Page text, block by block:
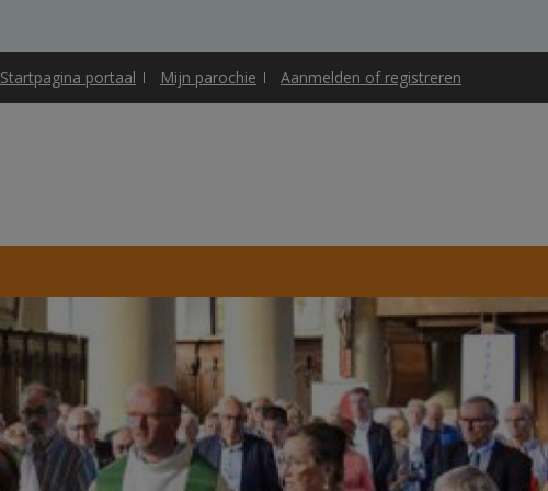
Startpagina portaal Mijn parochie Aanmelden of registreren